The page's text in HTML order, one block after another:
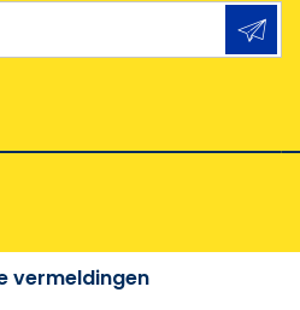
vermeldingen